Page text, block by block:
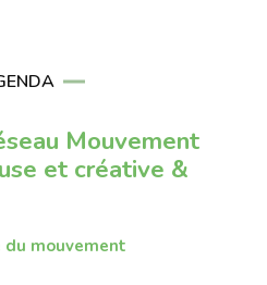
Mouvement
et créative &
du mouvement